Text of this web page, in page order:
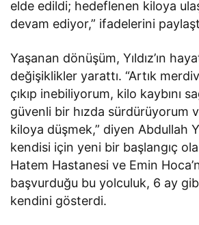
elde edildi; hedeflenen kiloya
devam ediyor,” ifadelerini
Yaşanan dönüşüm, Yıldız’ın
değişiklikler yarattı. “Artık
çıkıp inebiliyorum, kilo kaybını
güvenli bir hızda sürdürüyorum
kiloya düşmek,” diyen Abdullah
kendisi için yeni bir başlangıç
Hatem Hastanesi ve Emin
başvurduğu bu yolculuk, 6 ay
kendini gösterdi.